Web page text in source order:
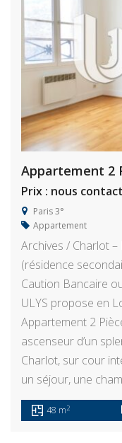
Appartement 2
Prix : nous
Paris 3°
Appartement
Archives / Charlot –
(résidence
Caution Bancaire
ULYS propose en
Appartement 2
ascenseur d’un
Charlot, sur cour
un séjour, une
48 m2